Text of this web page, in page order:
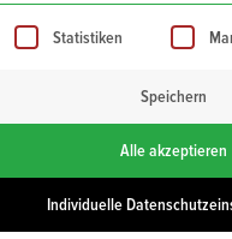
der Service-
Statistiken
Speichern
Alle akzeptieren
Individuelle